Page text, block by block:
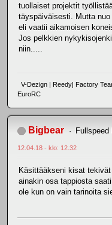
tuollaiset projektit
täyspäiväisesti. Mutta nuo
eli vaatii aikamoisen
Jos pelkkien
niin.....
V-Dezign | Reedy| Factory
EuroRC
Bigbear Fullspeed
12.04.18 - klo: 12.32
Käsittääkseni kisat
ainakin osa tappiosta
ole kun on vain tarinoita